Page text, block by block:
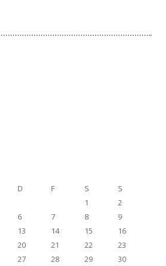
D F S
S
1
2
6 7 8
9
13 14 15
16
20 21 22
23
27 28 29 30